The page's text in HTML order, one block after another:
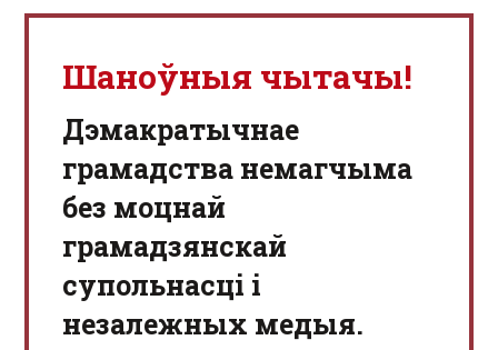
Шаноўныя чытачы!
Дэмакратычнае
грамадства немагчыма
без моцнай
грамадзянскай
супольнасці і
незалежных медыя.